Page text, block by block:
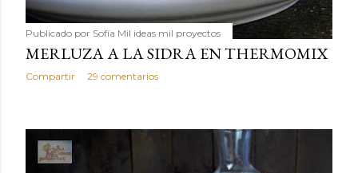
Publicado por Sofía Mil ideas mil proyectos
MERLUZA A LA SIDRA EN THERMOMIX
Compartir 29 comentarios